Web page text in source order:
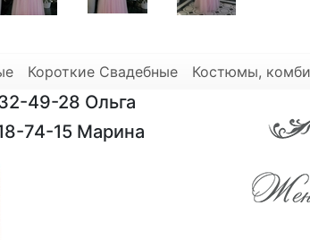
Короткие Свадебные Костюмы,
49-28 Ольга
74-15 Марина